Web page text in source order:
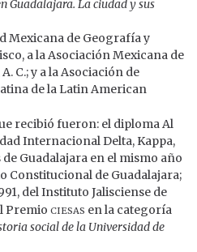
Guadalajara. La ciudad y sus
Mexicana de Geografía y
a la Asociación Mexicana de
C.; y a la Asociación de
de la Latin American
recibió fueron: el diploma Al
Internacional Delta, Kappa,
Guadalajara en el mismo año
Constitucional de Guadalajara;
del Instituto Jalisciense de
Premio ciesas en la categoría
social de la Universidad de